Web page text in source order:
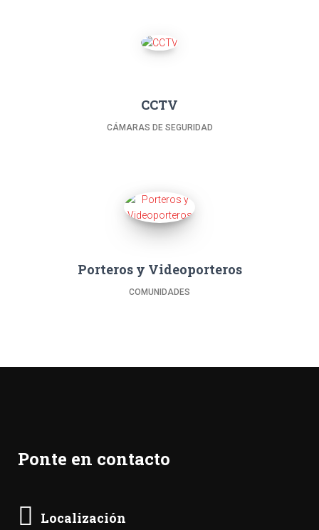
CCTV
CÁMARAS DE SEGURIDAD
Porteros y Videoporteros
COMUNIDADES
Ponte en contacto
Localización